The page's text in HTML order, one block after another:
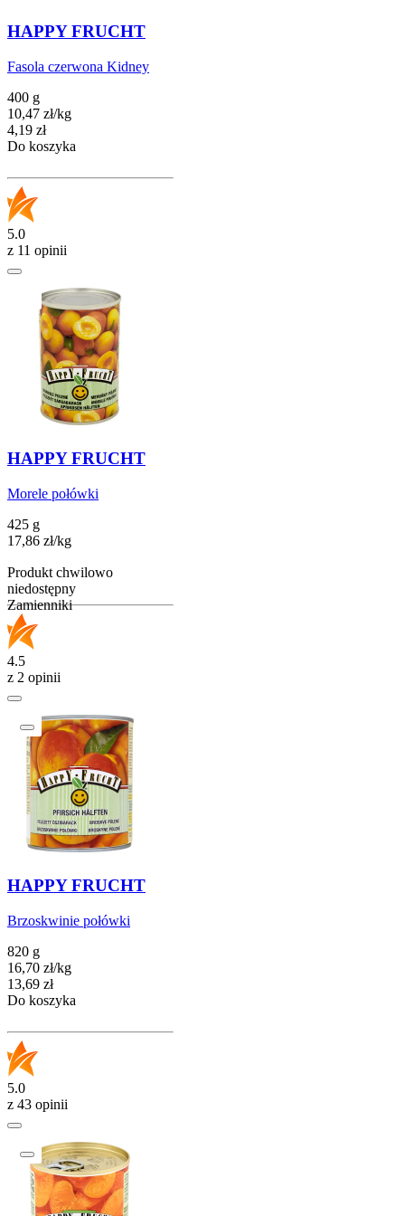
HAPPY FRUCHT
Fasola czerwona Kidney
400 g
10,47 zł/kg
Cena
4,19 zł
Do koszyka
5.0
z 11 opinii
HAPPY FRUCHT
Morele połówki
425 g
17,86 zł/kg
Produkt chwilowo
niedostępny
Zamienniki
4.5
z 2 opinii
HAPPY FRUCHT
Brzoskwinie połówki
820 g
16,70 zł/kg
Cena
13,69 zł
Do koszyka
5.0
z 43 opinii